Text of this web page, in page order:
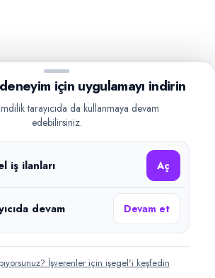
için uygulamayı indirin
tarayıcıda da kullanmaya devam
edebilirsiniz.
iş ilanları Aç
devam Devam et
İşverenler için işegel'i keşfedin